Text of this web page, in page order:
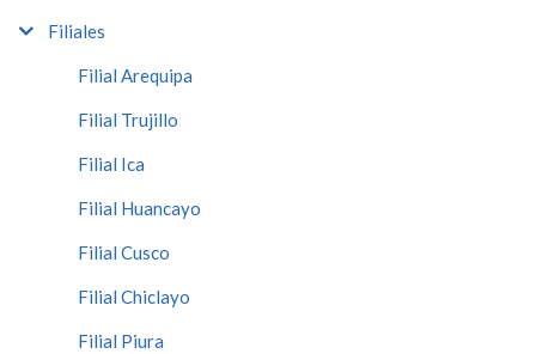
Filiales
Filial Arequipa
Filial Trujillo
Filial Ica
Filial Huancayo
Filial Cusco
Filial Chiclayo
Filial Piura